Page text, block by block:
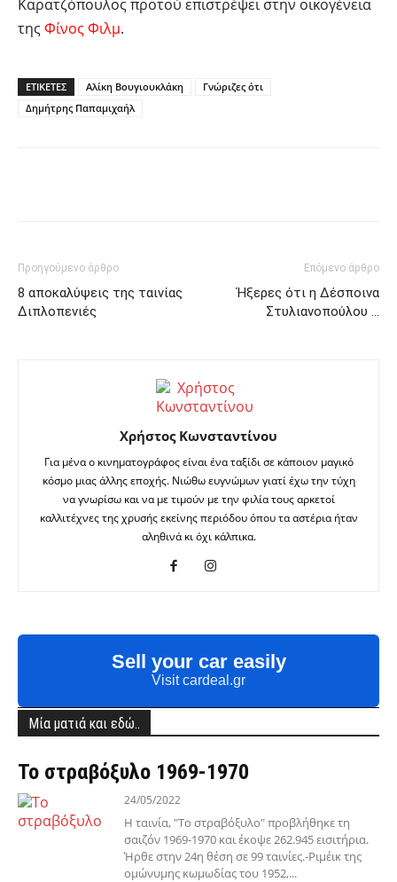
Καρατζόπουλος προτού επιστρέψει στην οικογένεια
της Φίνος Φιλμ.
ΕΤΙΚΕΤΕΣ Αλίκη Βουγιουκλάκη
Γνώριζες ότι
Δημήτρης Παπαμιχαήλ
Προηγούμενο άρθρο
8 αποκαλύψεις της ταινίας
Διπλοπενιές
Επόμενο άρθρο
Ήξερες ότι η Δέσποινα
Στυλιανοπούλου …
Χρήστος Κωνσταντίνου
Για μένα ο κινηματογράφος είναι ένα ταξίδι σε κάποιον μαγικό
κόσμο μιας άλλης εποχής. Νιώθω ευγνώμων γιατί έχω την τύχη
να γνωρίσω και να με τιμούν με την φιλία τους αρκετοί
καλλιτέχνες της χρυσής εκείνης περιόδου όπου τα αστέρια ήταν
αληθινά κι όχι κάλπικα.
Sell your car easily
Visit cardeal.gr
Μία ματιά και εδώ..
Το στραβόξυλο 1969-1970
24/05/2022
Η ταινία, "Το στραβόξυλο" προβλήθηκε τη
σαιζόν 1969-1970 και έκοψε 262.945 εισιτήρια.
Ήρθε στην 24η θέση σε 99 ταινίες.-Ριμέικ της
ομώνυμης κωμωδίας του 1952,...